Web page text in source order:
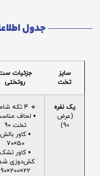
جدول
سایز
تخت
جزئیات
روتختی
یک نفره
(عرض
90)
🔹 4 تکه شامل:
▪️ لحاف
تخت 90
▪️ کاور بالش
50×70
▪️ کاور تشک
کش‌دوزی
22×200×90